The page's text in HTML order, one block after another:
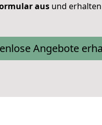
aus und
Angebote